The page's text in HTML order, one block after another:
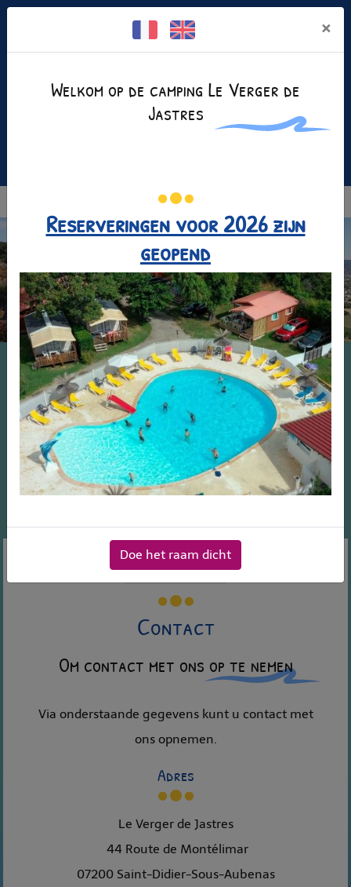
Facebook is uitgeschakeld. Toestaan
MENU
Contact
Om contact met ons op te nemen
Via onderstaande gegevens kunt u contact met
ons opnemen.
Adres
Le Verger de Jastres
44 Route de Montélimar
07200 Saint-Didier-Sous-Aubenas
×
Welkom op de camping Le Verger de
Jastres
Reserveringen voor 2026 zijn
geopend
Doe het raam dicht
Cookies beheer paneel